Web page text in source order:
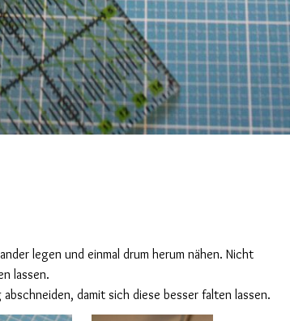
legen und einmal drum herum nähen. Nicht
lassen.
damit sich diese besser falten lassen.